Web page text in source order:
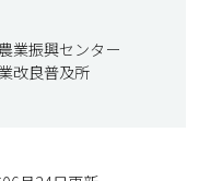
業振興センター
改良普及所